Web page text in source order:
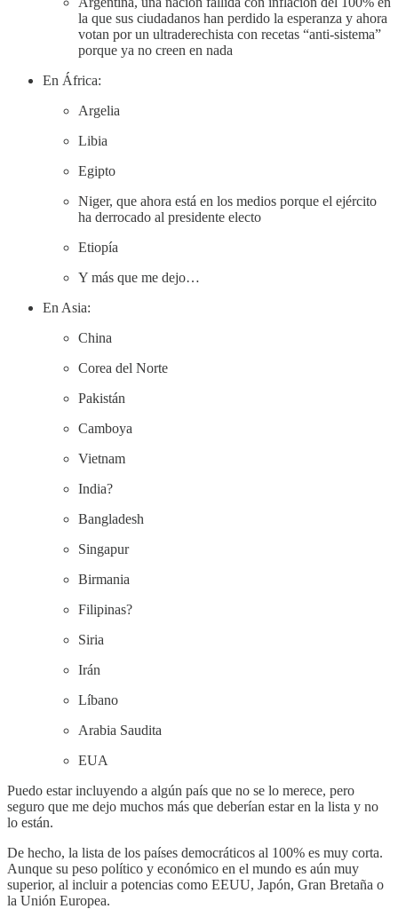
la que sus ciudadanos han perdido la esperanza y ahora
votan por un ultraderechista con recetas “anti-sistema”
porque ya no creen en nada
En África:
Argelia
Libia
Egipto
Niger, que ahora está en los medios porque el ejército
ha derrocado al presidente electo
Etiopía
Y más que me dejo…
En Asia:
China
Corea del Norte
Pakistán
Camboya
Vietnam
India?
Bangladesh
Singapur
Birmania
Filipinas?
Siria
Irán
Líbano
Arabia Saudita
EUA
Puedo estar incluyendo a algún país que no se lo merece, pero
seguro que me dejo muchos más que deberían estar en la lista y no
lo están.
De hecho, la lista de los países democráticos al 100% es muy corta.
Aunque su peso político y económico en el mundo es aún muy
superior, al incluir a potencias como EEUU, Japón, Gran Bretaña o
la Unión Europea.